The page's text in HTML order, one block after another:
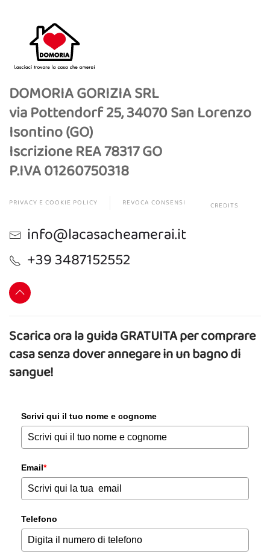
DOMORIA GORIZIA SRL
via Pottendorf 25, 34070 San Lorenzo
Isontino (GO)
Iscrizione REA 78317 GO
P.IVA 01260750318
PRIVACY E COOKIE POLICY REVOCA CONSENSI CREDITS
info@lacasacheamerai.it
+39 3487152552
Scarica ora la guida GRATUITA per comprare
casa senza dover annegare in un bagno di
sangue!
Scrivi qui il tuo nome e cognome
Email*
Telefono